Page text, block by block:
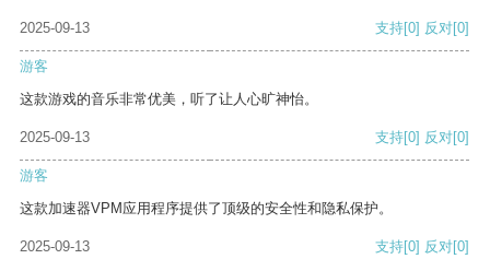
2025-09-13 支持[0] 反对[0]
游客
这款游戏的音乐非常优美，听了让人心旷神怡。
2025-09-13 支持[0] 反对[0]
游客
这款加速器VPM应用程序提供了顶级的安全性和隐私保护。
2025-09-13 支持[0] 反对[0]